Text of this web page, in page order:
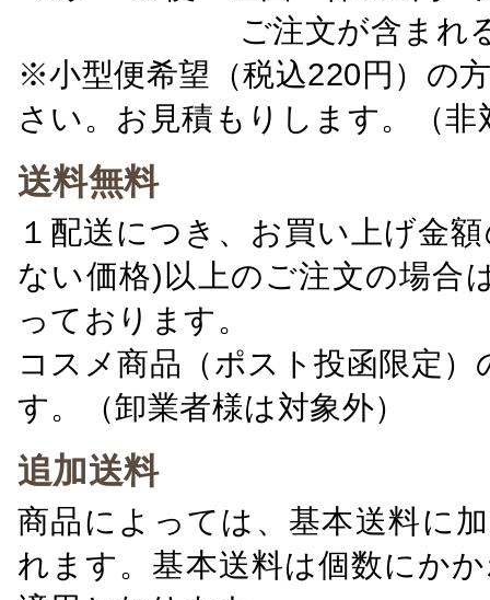
ご注文が含ま
※小型便希望（税込220円）の
さい。お見積もりします。（非
送料無料
１配送につき、お買い上げ金
ない価格)以上のご注文の場合
っております。
コスメ商品（ポスト投函限定
す。（卸業者様は対象外）
追加送料
商品によっては、基本送料に
れます。基本送料は個数にか